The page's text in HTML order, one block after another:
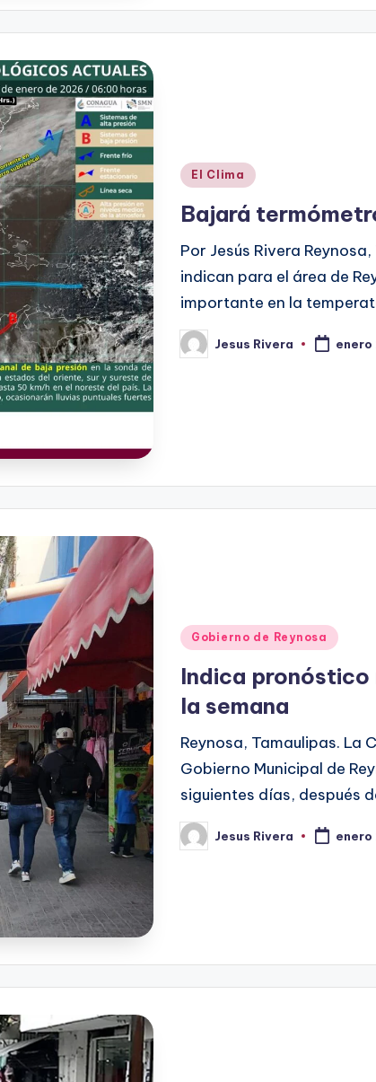
Publicado
El Clima
Bajará
Por Jesús Rivera
indican para el área de
importante en la
Publicado
por
Jesus Rivera enero
Publicado
Gobierno de Reynosa
Indica
la semana
Reynosa, Tamaulipas. La
Gobierno Municipal de
siguientes días, después
Publicado
por
Jesus Rivera enero